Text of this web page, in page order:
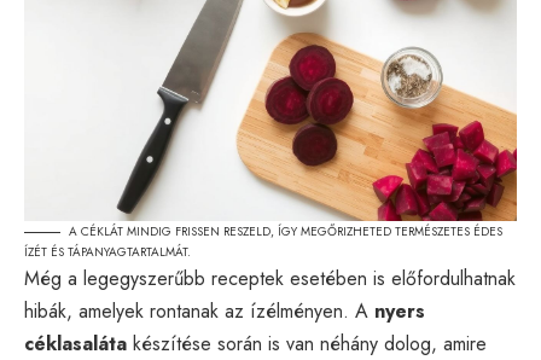
A CÉKLÁT MINDIG FRISSEN RESZELD, ÍGY MEGŐRIZHETED TERMÉSZETES ÉDES
ÍZÉT ÉS TÁPANYAGTARTALMÁT.
Még a legegyszerűbb receptek esetében is előfordulhatnak
hibák, amelyek rontanak az ízélményen. A nyers
céklasaláta készítése során is van néhány dolog, amire